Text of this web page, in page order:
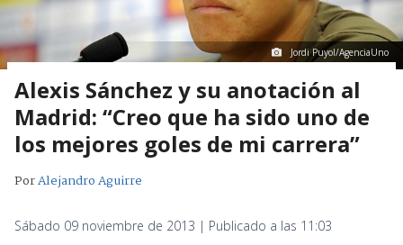
Jordi Puyol/AgenciaUno
Alexis Sánchez y su anotación al
Madrid: “Creo que ha sido uno de
los mejores goles de mi carrera”
PorAlejandro Aguirre
Sábado 09 noviembre de 2013 | Publicado a las 11:03